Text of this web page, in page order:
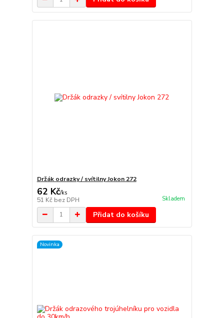
Držák odrazky / svítilny Jokon 272
62 Kč/ks
51 Kč bez DPH Skladem
Přidat do košíku
Novinka